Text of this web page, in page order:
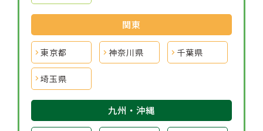
関東
東京都 神奈川県 千葉県
埼玉県
九州・沖縄